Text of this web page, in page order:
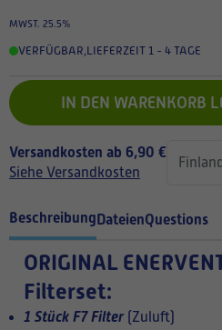
MWST. 25.5%
VERFÜGBAR,LIEFERZEIT 1 - 4 TAGE
IN DEN WARENKORB
Versandkosten ab 6,90 €
Siehe Versandkosten
BeschreibungDateienQuestions
ORIGINAL
Filterset:
1 Stück F7 Filter (Zuluft)